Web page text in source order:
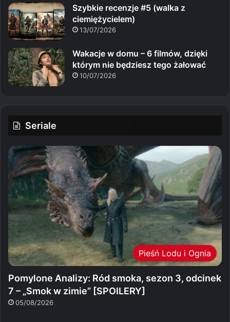
Szybkie recenzje #5 (walka z
ciemiężycielem)
13/07/2026
Wakacje w domu – 6 filmów, dzięki
którym nie będziesz tego żałować
10/07/2026
Seriale
Pieśń Lodu i Ognia
Pomylone Analizy: Ród smoka, sezon 3, odcinek
7 – „Smok w zimie” [SPOILERY]
05/08/2026